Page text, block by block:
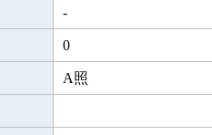
-
0
A照